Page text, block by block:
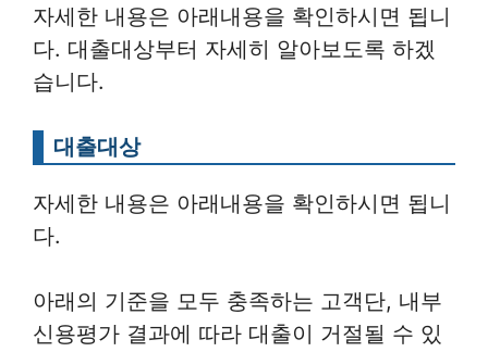
자세한 내용은 아래내용을 확인하시면 됩니
다. 대출대상부터 자세히 알아보도록 하겠
습니다.
대출대상
자세한 내용은 아래내용을 확인하시면 됩니
다.
아래의 기준을 모두 충족하는 고객단, 내부
신용평가 결과에 따라 대출이 거절될 수 있